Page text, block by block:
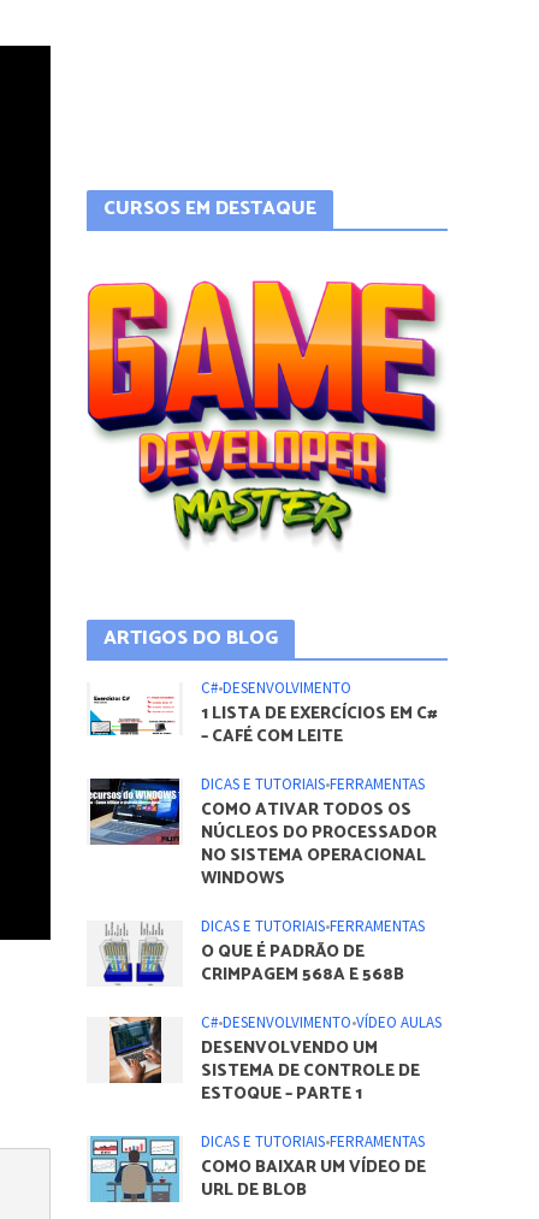
CURSOS EM DESTAQUE
ARTIGOS DO BLOG
C#•DESENVOLVIMENTO
1 LISTA DE EXERCÍCIOS EM C#
– CAFÉ COM LEITE
DICAS E TUTORIAIS•FERRAMENTAS
COMO ATIVAR TODOS OS
NÚCLEOS DO PROCESSADOR
NO SISTEMA OPERACIONAL
WINDOWS
DICAS E TUTORIAIS•FERRAMENTAS
O QUE É PADRÃO DE
CRIMPAGEM 568A E 568B
C#•DESENVOLVIMENTO•VÍDEO AULAS
DESENVOLVENDO UM
SISTEMA DE CONTROLE DE
ESTOQUE – PARTE 1
DICAS E TUTORIAIS•FERRAMENTAS
COMO BAIXAR UM VÍDEO DE
URL DE BLOB